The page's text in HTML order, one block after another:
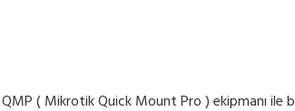
( Mikrotik Quick Mount Pro ) ekipmanı ile